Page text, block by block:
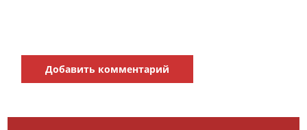
Добавить комментарий